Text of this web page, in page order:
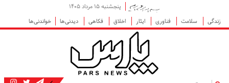
پنجشنبه ۱۵ مرداد ۱۴۰۵
زندگی
سلامت فناوری ایثار اخلاق فکاهی دیدنی‌ها خواندنی‌ها